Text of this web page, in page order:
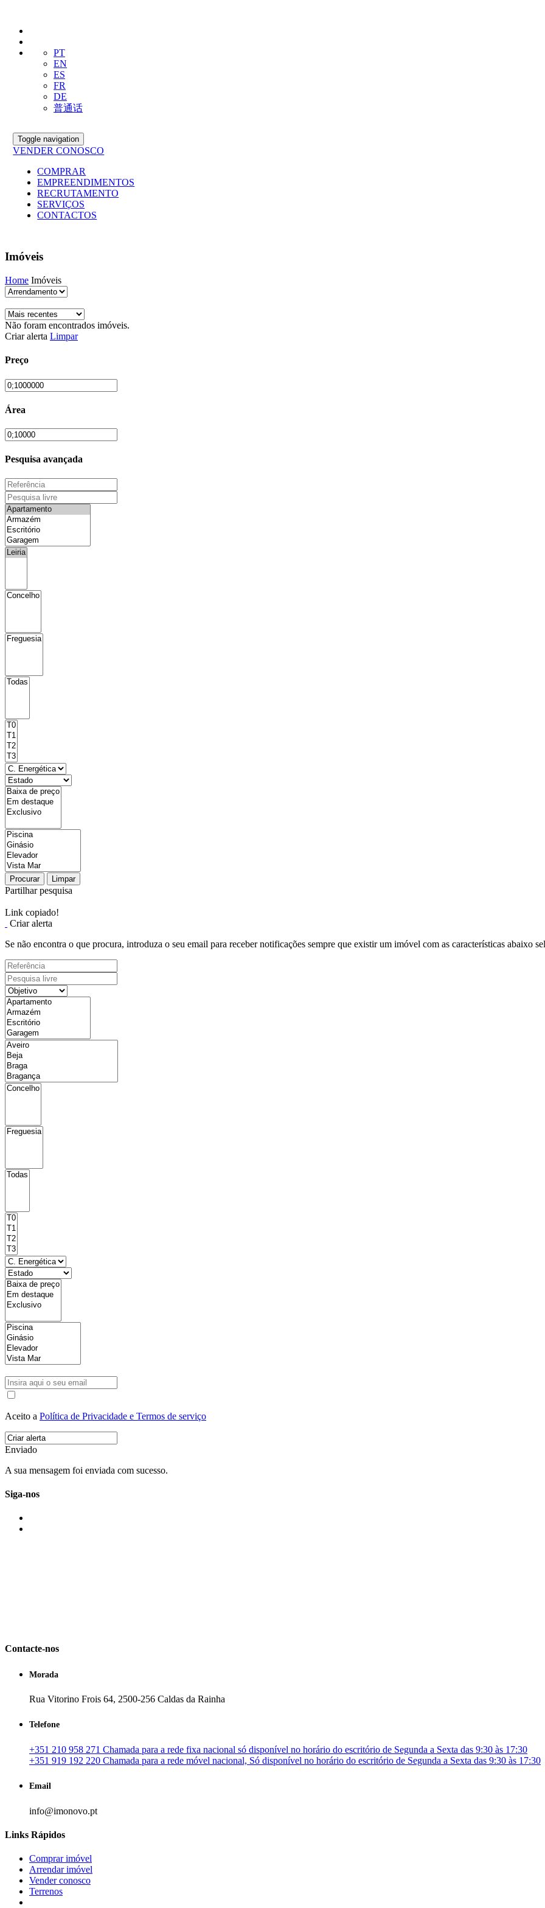
PT
EN
ES
FR
DE
普通话
Toggle navigation
VENDER CONOSCO
COMPRAR
EMPREENDIMENTOS
RECRUTAMENTO
SERVIÇOS
CONTACTOS
Imóveis
Home Imóveis
Não foram encontrados imóveis.
Criar alerta Limpar
Preço
Área
Pesquisa avançada
Procurar Limpar
Partilhar pesquisa
Link copiado!
Criar alerta
Se não encontra o que procura, introduza o seu email para receber notificações sempre que existir um imóvel com as características abaixo
Aceito a Política de Privacidade e Termos de serviço
Enviado
A sua mensagem foi enviada com sucesso.
Siga-nos
Contacte-nos
Morada
Rua Vitorino Frois 64, 2500-256 Caldas da Rainha
Telefone
+351 210 958 271 Chamada para a rede fixa nacional só disponível no horário do escritório de Segunda a Sexta das 9:30 às 17:30
+351 919 192 220 Chamada para a rede móvel nacional, Só disponível no horário do escritório de Segunda a Sexta das 9:30 às 17:30
Email
info@imonovo.pt
Links Rápidos
Comprar imóvel
Arrendar imóvel
Vender conosco
Terrenos